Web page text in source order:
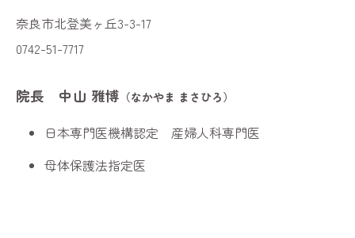
奈良市北登美ヶ丘3-3-17
0742-51-7717
院長 中山 雅博 （なかやま まさひろ）
日本専門医機構認定 産婦人科専門医
母体保護法指定医